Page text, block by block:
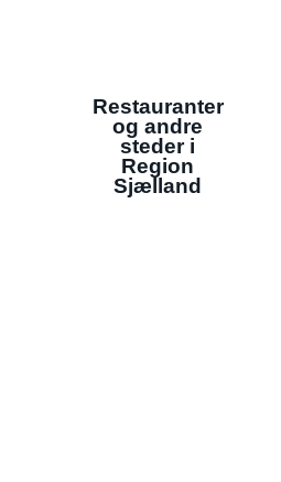
Restauranter
og andre
steder i
Region
Sjælland